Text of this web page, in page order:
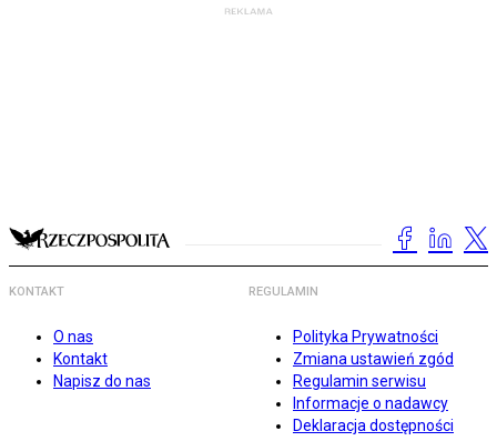
KONTAKT
O nas
Kontakt
Napisz do nas
REGULAMIN
Polityka Prywatności
Zmiana ustawień zgód
Regulamin serwisu
Informacje o nadawcy
Deklaracja dostępności